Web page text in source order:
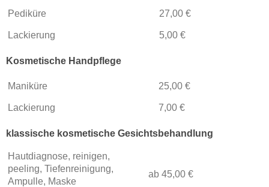
Pediküre 27,00 €
Lackierung 5,00 €
Kosmetische Handpflege
Maniküre 25,00 €
Lackierung 7,00 €
klassische kosmetische Gesichtsbehandlung
Hautdiagnose, reinigen,
peeling, Tiefenreinigung,
Ampulle, Maske
ab 45,00 €